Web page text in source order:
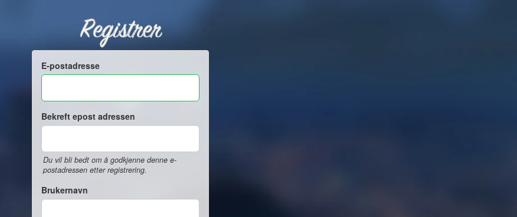
Registrer
E-postadresse
Bekreft epost adressen
Du vil bli bedt om å godkjenne denne e-
postadressen etter registrering.
Brukernavn